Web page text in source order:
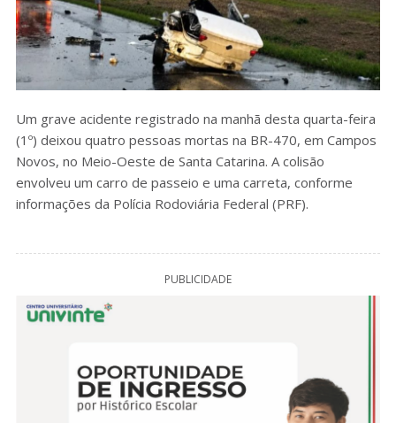
Um grave acidente registrado na manhã desta quarta-feira
(1º) deixou quatro pessoas mortas na BR-470, em Campos
Novos, no Meio-Oeste de Santa Catarina. A colisão
envolveu um carro de passeio e uma carreta, conforme
informações da Polícia Rodoviária Federal (PRF).
PUBLICIDADE